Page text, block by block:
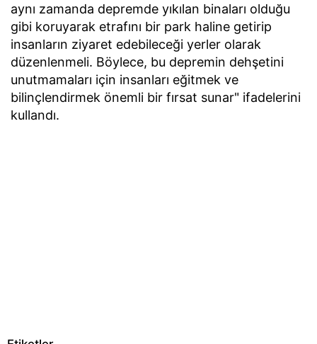
aynı zamanda depremde yıkılan binaları olduğu
gibi koruyarak etrafını bir park haline getirip
insanların ziyaret edebileceği yerler olarak
düzenlenmeli. Böylece, bu depremin dehşetini
unutmamaları için insanları eğitmek ve
bilinçlendirmek önemli bir fırsat sunar" ifadelerini
kullandı.